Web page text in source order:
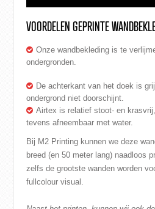
VOORDELEN GEPRINTE
Onze wandbekleding is te
ondergronden.
De achterkant van het doek is
ondergrond niet doorschijnt.
Airtex is relatief stoot- en
tevens afneembaar met water.
Bij M2 Printing kunnen we deze
breed (en 50 meter lang) naadloos
zelfs de grootste wanden worden
fullcolour visual.